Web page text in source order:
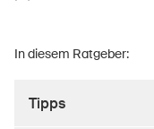
Politik
Sinus Plus
In diesem Ratgeber:
Tipps